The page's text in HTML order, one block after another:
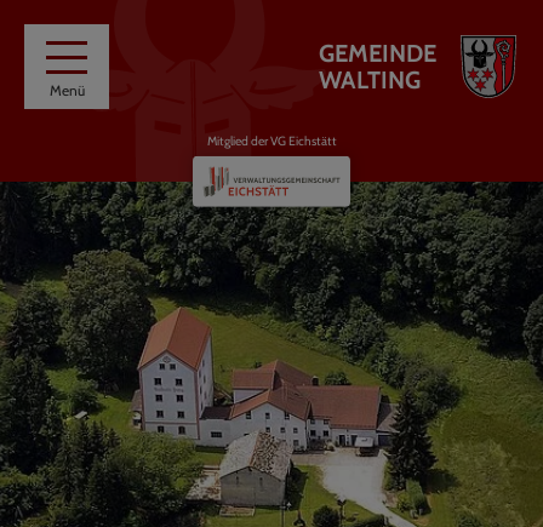
Menü
GEMEINDE
WALTING
Mitglied der VG Eichstätt